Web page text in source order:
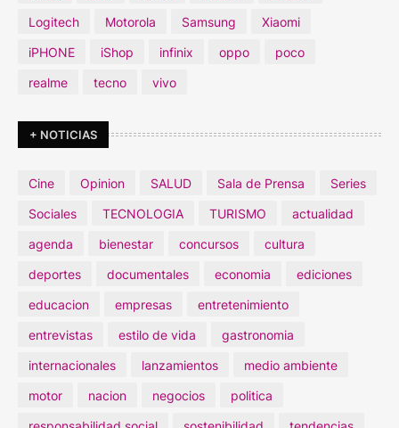
Logitech
Motorola Samsung
Xiaomi
iPHONE
iShop infinix oppo
poco
realme
tecno vivo
+ NOTICIAS
Cine Opinion SALUD Sala de Prensa
Series
Sociales
TECNOLOGIA TURISMO
actualidad
agenda
bienestar concursos
cultura
deportes
documentales economia
ediciones
educacion
empresas
entretenimiento
entrevistas
estilo de vida
gastronomia
internacionales
lanzamientos
medio ambiente
motor
nacion negocios
politica